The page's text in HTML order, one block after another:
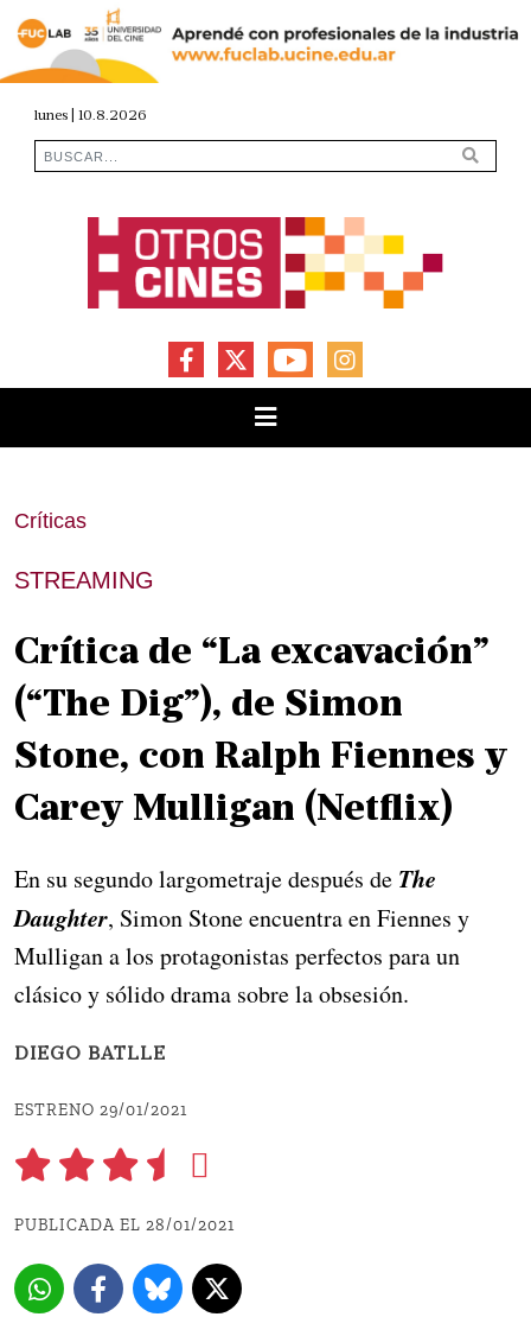
lunes | 10.8.2026
FACEBOOKYOUTUBEINSTAGRAM
Críticas
STREAMING
Crítica de “La excavación”
(“The Dig”), de Simon
Stone, con Ralph Fiennes y
Carey Mulligan (Netflix)
En su segundo largometraje después de The
Daughter, Simon Stone encuentra en Fiennes y
Mulligan a los protagonistas perfectos para un
clásico y sólido drama sobre la obsesión.
DIEGO BATLLE
ESTRENO 29/01/2021
PUBLICADA EL 28/01/2021